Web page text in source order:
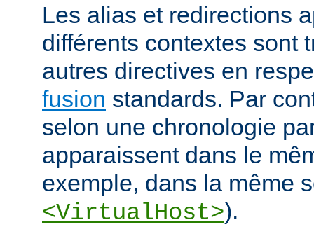
Les alias et redirections
différents contextes sont
autres directives en
fusion standards. Par
selon une chronologie
apparaissent dans le
exemple, dans la même
<VirtualHost>).